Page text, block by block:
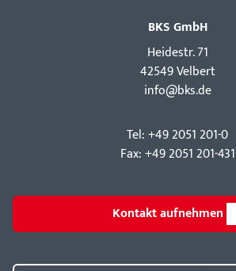
BKS GmbH
Hei­destr. 71
42549 Velbert
info@bks.de
Tel: +49 2051 201-0
Fax: +49 2051 201-431
Kontakt aufnehmen